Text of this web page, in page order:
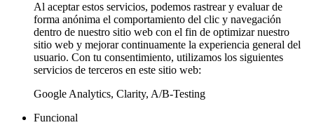
Al aceptar estos servicios, podemos rastrear y evaluar de
forma anónima el comportamiento del clic y navegación
dentro de nuestro sitio web con el fin de optimizar nuestro
sitio web y mejorar continuamente la experiencia general del
usuario. Con tu consentimiento, utilizamos los siguientes
servicios de terceros en este sitio web:
Google Analytics, Clarity, A/B-Testing
Funcional